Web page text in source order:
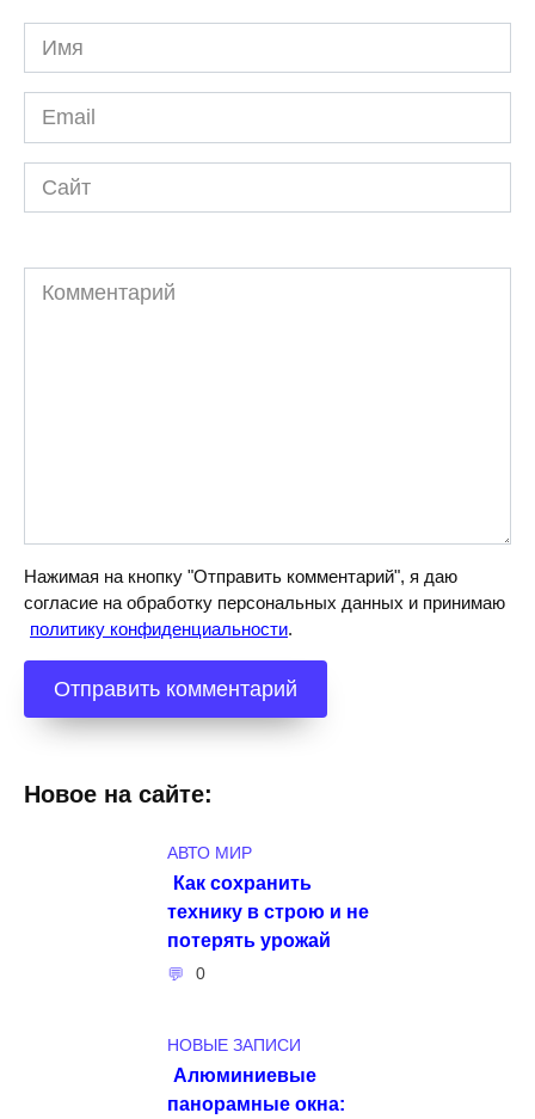
Имя
*
Email
*
Сайт
Комментарий
Нажимая на кнопку "Отправить комментарий", я даю
согласие на обработку персональных данных и принимаю
политику конфиденциальности.
Новое на сайте:
АВТО МИР
Как сохранить
технику в строю и не
потерять урожай
0
НОВЫЕ ЗАПИСИ
Алюминиевые
панорамные окна: